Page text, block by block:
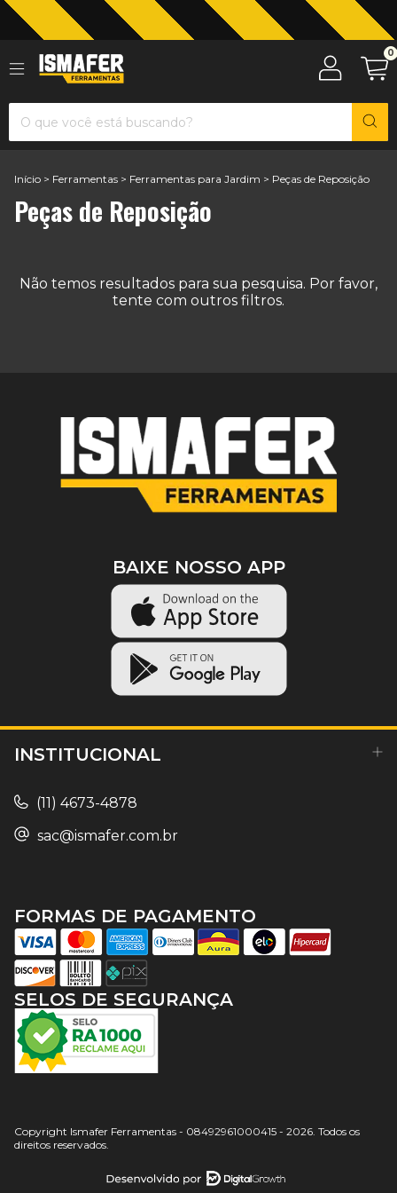
Jardinagem com The Black Tools
0
Início > Ferramentas > Ferramentas para Jardim > Peças de Reposição
Peças de Reposição
Não temos resultados para sua pesquisa. Por favor,
tente com outros filtros.
INSTITUCIONAL
(11) 4673-4878
sac@ismafer.com.br
BAIXE NOSSO APP
SELOS DE SEGURANÇA
FORMAS DE PAGAMENTO
Copyright Ismafer Ferramentas - 08492961000415 - 2026. Todos os
direitos reservados.